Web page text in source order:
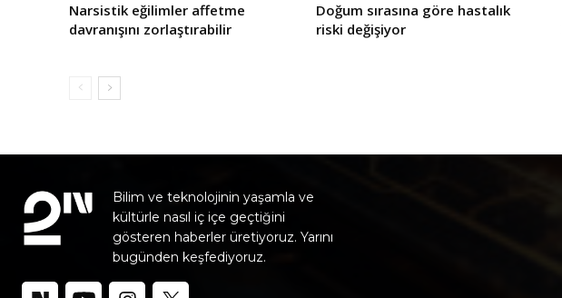
Narsistik eğilimler affetme
davranışını zorlaştırabilir
Doğum sırasına göre hastalık
riski değişiyor
Bilim ve teknolojinin yaşamla ve
kültürle nasıl iç içe geçtiğini
gösteren haberler üretiyoruz. Yarını
bugünden keşfediyoruz.